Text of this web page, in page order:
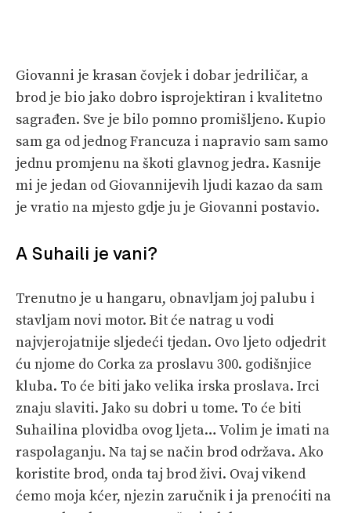
Giovanni je krasan čovjek i dobar jedriličar, a
brod je bio jako dobro isprojektiran i kvalitetno
sagrađen. Sve je bilo pomno promišljeno. Kupio
sam ga od jednog Francuza i napravio sam samo
jednu promjenu na škoti glavnog jedra. Kasnije
mi je jedan od Giovannijevih ljudi kazao da sam
je vratio na mjesto gdje ju je Giovanni postavio.
A Suhaili je vani?
Trenutno je u hangaru, obnavljam joj palubu i
stavljam novi motor. Bit će natrag u vodi
najvjerojatnije sljedeći tjedan. Ovo ljeto odjedrit
ću njome do Corka za proslavu 300. godišnjice
kluba. To će biti jako velika irska proslava. Irci
znaju slaviti. Jako su dobri u tome. To će biti
Suhailina plovidba ovog ljeta… Volim je imati na
raspolaganju. Na taj se način brod održava. Ako
koristite brod, onda taj brod živi. Ovaj vikend
ćemo moja kćer, njezin zaručnik i ja prenoćiti na